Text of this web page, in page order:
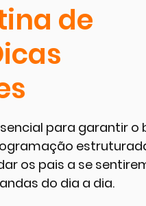
de
para garantir o
os pais a se
do dia a dia.